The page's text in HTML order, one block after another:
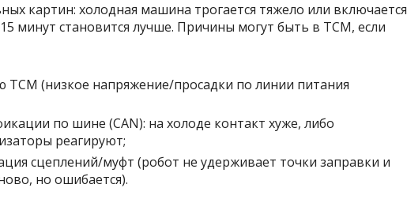
картин: холодная машина трогается тяжело или включается
минут становится лучше. Причины могут быть в TCM, если
(низкое напряжение/просадки по линии питания
по шине (CAN): на холоде контакт хуже, либо
реагируют;
сцеплений/муфт (робот не удерживает точки заправки и
но ошибается).